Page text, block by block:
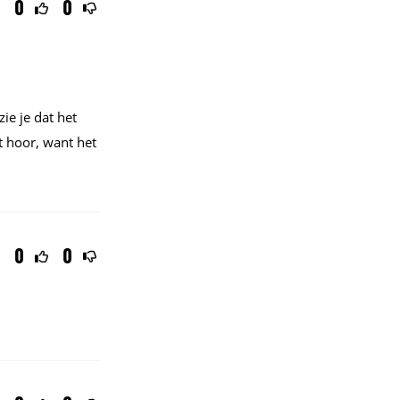
0 0
je dat het
hoor, want het
0 0